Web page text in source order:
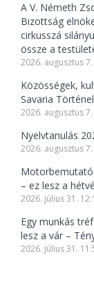
A V. Németh
Bizottság
cirkusszá
össze a
2026. augusztus 7.
Közösségek,
Savaria
2026. augusztus
Nyelvtanulás
2026. augusztus
Motorbemutató
– ez lesz a
2026. július 31.
Egy munkás
lesz a vár –
2026. július 31.